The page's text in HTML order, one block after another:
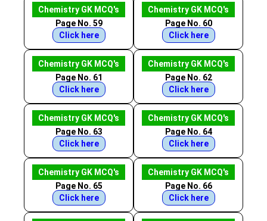
Chemistry GK MCQ's
Page No. 59
Click here
Chemistry GK MCQ's
Page No. 60
Click here
Chemistry GK MCQ's
Page No. 61
Click here
Chemistry GK MCQ's
Page No. 62
Click here
Chemistry GK MCQ's
Page No. 63
Click here
Chemistry GK MCQ's
Page No. 64
Click here
Chemistry GK MCQ's
Page No. 65
Click here
Chemistry GK MCQ's
Page No. 66
Click here